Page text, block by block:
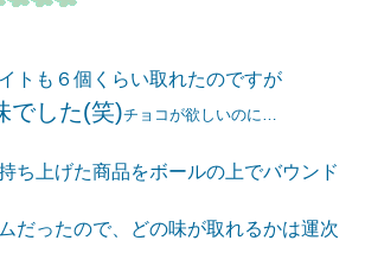
トも６個くらい取れたのですが
でした(笑)チョコが欲しいのに…
ち上げた商品をボールの上でバウンド
だったので、どの味が取れるかは運次